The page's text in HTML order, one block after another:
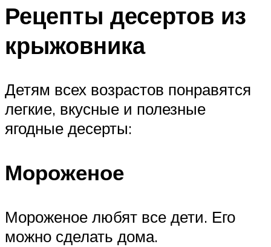
Рецепты десертов из
крыжовника
Детям всех возрастов понравятся
легкие, вкусные и полезные
ягодные десерты:
Мороженое
Мороженое любят все дети. Его
можно сделать дома.